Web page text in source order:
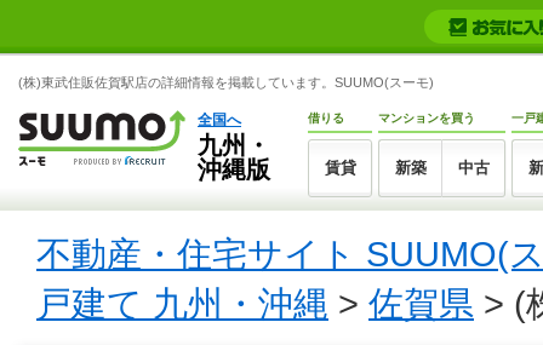
(株)東武住販佐賀駅店の詳細情報を掲載しています。SUUMO(スーモ)
全国へ
九州・
沖縄版
借りる
賃貸
マンションを買う
新築 中古
一戸
不動産・住宅サイト SUUMO(
戸建て 九州・沖縄 > 佐賀県 > (